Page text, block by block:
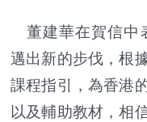
董建華在賀信中
邁出新的步伐，根
課程指引，為香港
以及輔助教材，相